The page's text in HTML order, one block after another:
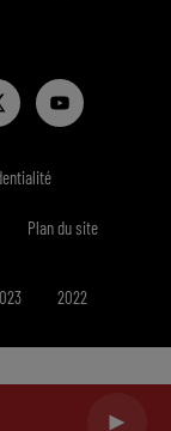
Plan du site
2022